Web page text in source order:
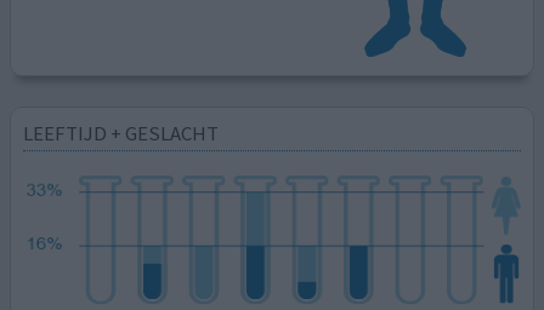
LEEFTIJD + GESLACHT